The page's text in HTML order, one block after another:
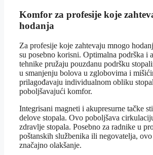
Komfor za profesije koje
hodanja
Za profesije koje zahtevaju mnogo
su posebno korisni. Optimalna podrška i
tehnike pružaju pouzdanu podršku
u smanjenju bolova u zglobovima i
prilagođavaju individualnom obliku
poboljšavajući komfor.
Integrisani magneti i akupresurne tačke
delove stopala. Ovo poboljšava
zdravlje stopala. Posebno za radnike u
poštanskih službenika ili negovatelja,
značajno olakšanje.